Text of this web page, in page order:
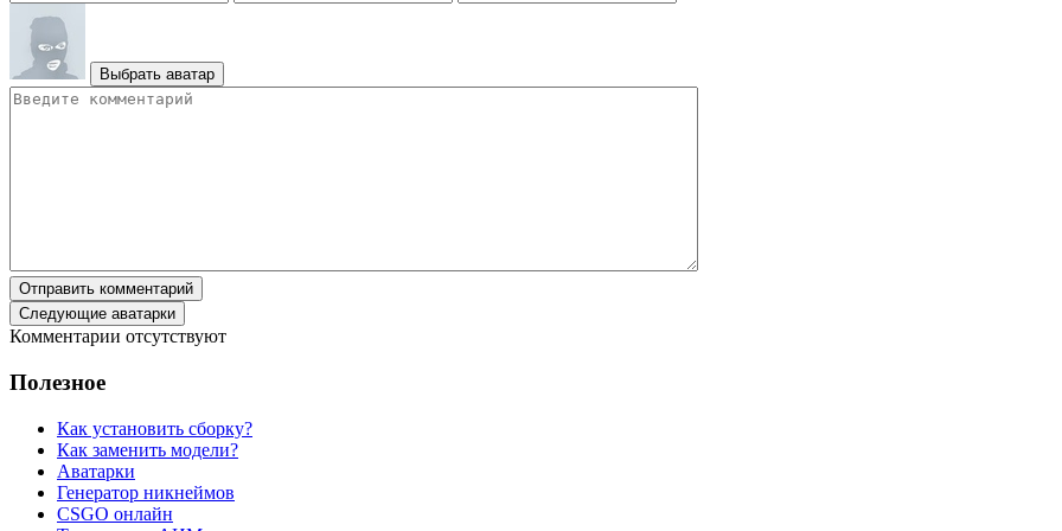
Выбрать аватар
Отправить комментарий
Следующие аватарки
Комментарии отсутствуют
Полезное
Как установить сборку?
Как заменить модели?
Аватарки
Генератор никнеймов
CSGO онлайн